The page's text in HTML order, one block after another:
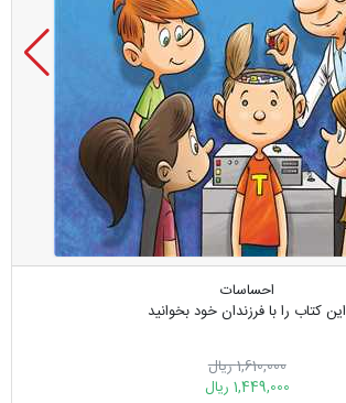
احساسات
این کتاب را با فرزندان خود بخوانید
1,610,000 ریال
1,449,000 ریال